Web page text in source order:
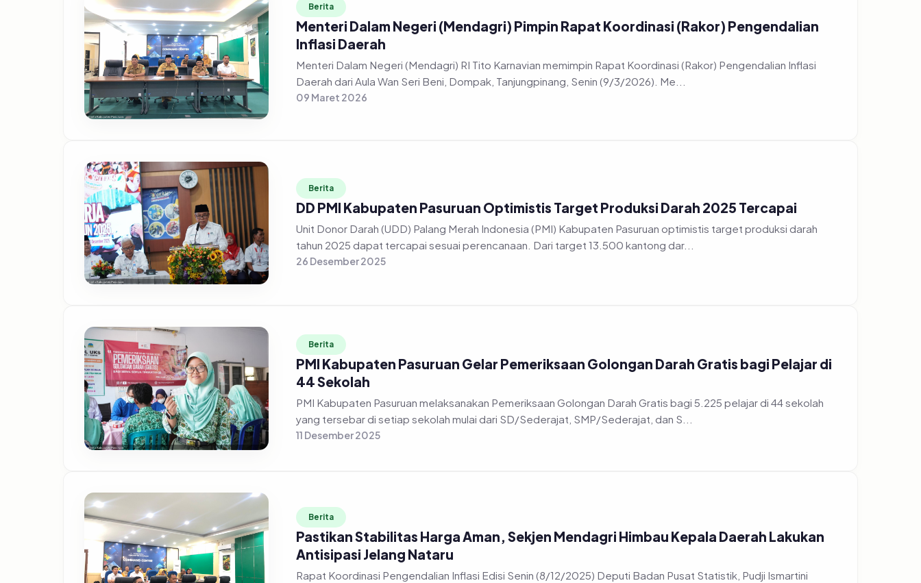
Berita
Menteri Dalam Negeri (Mendagri) Pimpin Rapat Koordinasi (Rakor) Pengendalian
Inflasi Daerah
Menteri Dalam Negeri (Mendagri) RI Tito Karnavian memimpin Rapat Koordinasi (Rakor) Pengendalian Inflasi
Daerah dari Aula Wan Seri Beni, Dompak, Tanjungpinang, Senin (9/3/2026). Me...
09 Maret 2026
Berita
DD PMI Kabupaten Pasuruan Optimistis Target Produksi Darah 2025 Tercapai
Unit Donor Darah (UDD) Palang Merah Indonesia (PMI) Kabupaten Pasuruan optimistis target produksi darah
tahun 2025 dapat tercapai sesuai perencanaan. Dari target 13.500 kantong dar...
26 Desember 2025
Berita
PMI Kabupaten Pasuruan Gelar Pemeriksaan Golongan Darah Gratis bagi Pelajar di
44 Sekolah
PMI Kabupaten Pasuruan melaksanakan Pemeriksaan Golongan Darah Gratis bagi 5.225 pelajar di 44 sekolah
yang tersebar di setiap sekolah mulai dari SD/Sederajat, SMP/Sederajat, dan S...
11 Desember 2025
Berita
Pastikan Stabilitas Harga Aman, Sekjen Mendagri Himbau Kepala Daerah Lakukan
Antisipasi Jelang Nataru
Rapat Koordinasi Pengendalian Inflasi Edisi Senin (8/12/2025) Deputi Badan Pusat Statistik, Pudji Ismartini